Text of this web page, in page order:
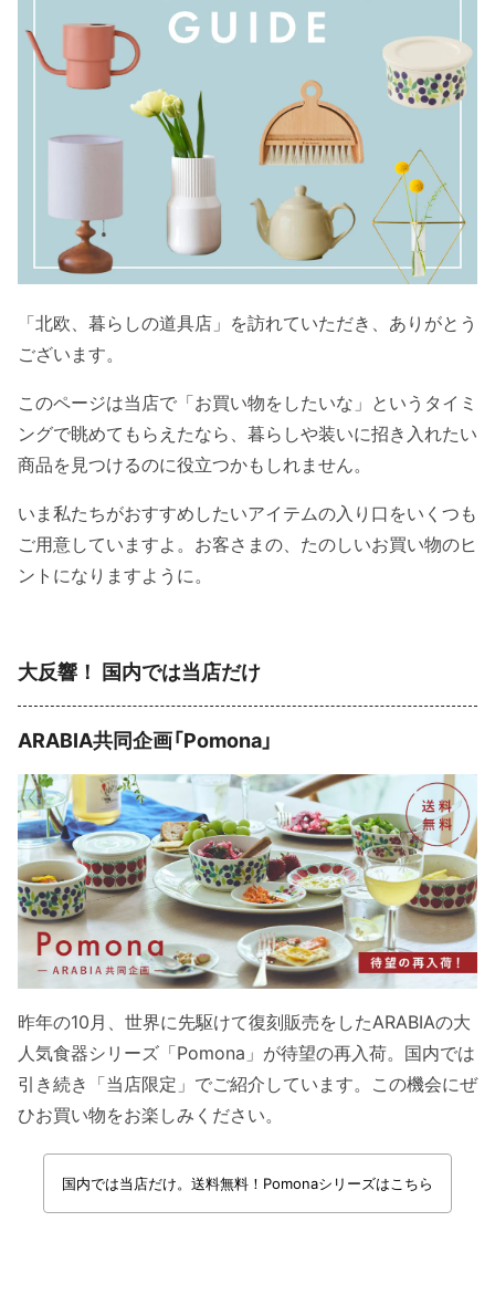
「北欧、暮らしの道具店」を訪れていただき、ありがとう
ございます。
このページは当店で「お買い物をしたいな」というタイミ
ングで眺めてもらえたなら、暮らしや装いに招き入れたい
商品を見つけるのに役立つかもしれません。
いま私たちがおすすめしたいアイテムの入り口をいくつも
ご用意していますよ。お客さまの、たのしいお買い物のヒ
ントになりますように。
大反響！ 国内では当店だけ
ARABIA共同企画「Pomona」
昨年の10月、世界に先駆けて復刻販売をしたARABIAの大
人気食器シリーズ「Pomona」が待望の再入荷。国内では
引き続き「当店限定」でご紹介しています。この機会にぜ
ひお買い物をお楽しみください。
国内では当店だけ。送料無料！Pomonaシリーズはこちら